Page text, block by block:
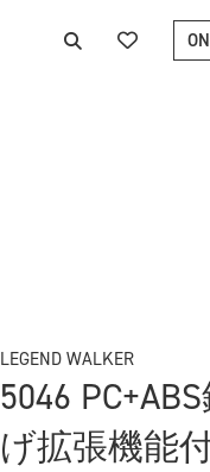
LEGEND WALKER
5046
げ拡張機能